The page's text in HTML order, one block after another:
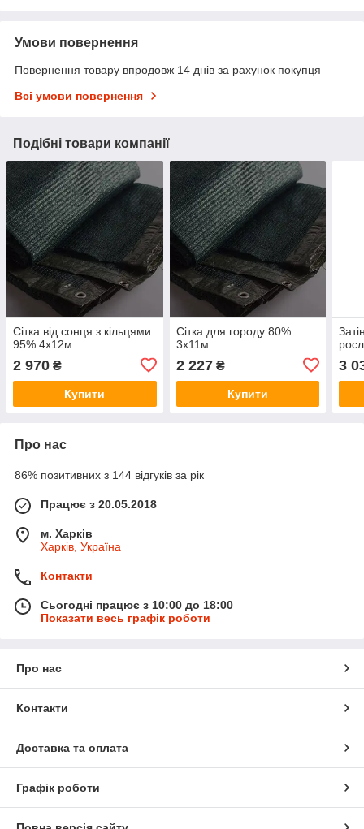
Умови повернення
Повернення товару впродовж 14 днів за рахунок покупця
Всі умови повернення
Подібні товари компанії
Сітка від сонця з кільцями
95% 4х12м
2 970 ₴
Купити
Сітка для городу 80%
3х11м
2 227₴
Купити
3
Про нас
86% позитивних з 144 відгуків за рік
Працює з 20.05.2018
м. Харків
Харків, Україна
Контакти
Сьогодні працює з 10:00 до 18:00
Показати весь графік роботи
Про нас
Контакти
Доставка та оплата
Графік роботи